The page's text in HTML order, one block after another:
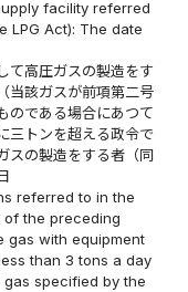
facility referred
LPG Act): The date
て高圧ガスの製造をす
当該ガスが前項第二号
のである場合にあつて
三トンを超える政令で
スの製造をする者（同
referred to in the
of the preceding
gas with equipment
than 3 tons a day
specified by the